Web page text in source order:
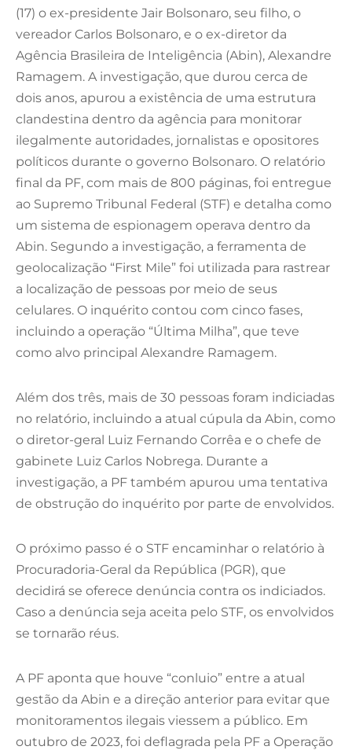
(17) o ex-presidente Jair Bolsonaro, seu filho, o
vereador Carlos Bolsonaro, e o ex-diretor da
Agência Brasileira de Inteligência (Abin), Alexandre
Ramagem. A investigação, que durou cerca de
dois anos, apurou a existência de uma estrutura
clandestina dentro da agência para monitorar
ilegalmente autoridades, jornalistas e opositores
políticos durante o governo Bolsonaro. O relatório
final da PF, com mais de 800 páginas, foi entregue
ao Supremo Tribunal Federal (STF) e detalha como
um sistema de espionagem operava dentro da
Abin. Segundo a investigação, a ferramenta de
geolocalização “First Mile” foi utilizada para rastrear
a localização de pessoas por meio de seus
celulares. O inquérito contou com cinco fases,
incluindo a operação “Última Milha”, que teve
como alvo principal Alexandre Ramagem.
Além dos três, mais de 30 pessoas foram indiciadas
no relatório, incluindo a atual cúpula da Abin, como
o diretor-geral Luiz Fernando Corrêa e o chefe de
gabinete Luiz Carlos Nobrega. Durante a
investigação, a PF também apurou uma tentativa
de obstrução do inquérito por parte de envolvidos.
O próximo passo é o STF encaminhar o relatório à
Procuradoria-Geral da República (PGR), que
decidirá se oferece denúncia contra os indiciados.
Caso a denúncia seja aceita pelo STF, os envolvidos
se tornarão réus.
A PF aponta que houve “conluio” entre a atual
gestão da Abin e a direção anterior para evitar que
monitoramentos ilegais viessem a público. Em
outubro de 2023, foi deflagrada pela PF a Operação